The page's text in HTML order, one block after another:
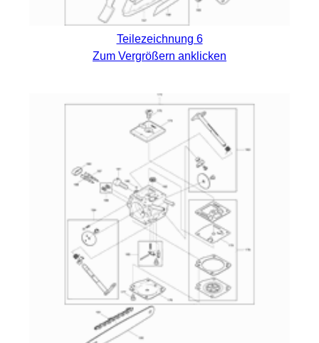
Teilezeichnung 6
Zum Vergrößern anklicken